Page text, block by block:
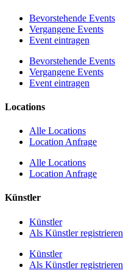
Bevorstehende Events
Vergangene Events
Event eintragen
Bevorstehende Events
Vergangene Events
Event eintragen
Locations
Alle Locations
Location Anfrage
Alle Locations
Location Anfrage
Künstler
Künstler
Als Künstler registrieren
Künstler
Als Künstler registrieren